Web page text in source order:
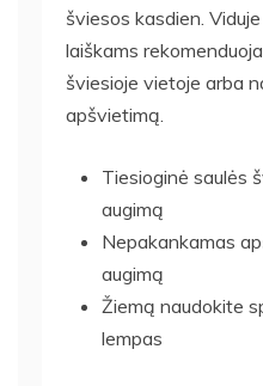
šviesos kasdien.
laiškams
šviesioje vietoje arba
apšvietimą.
Tiesioginė saulės
augimą
Nepakankamas
augimą
Žiemą naudokite
lempas